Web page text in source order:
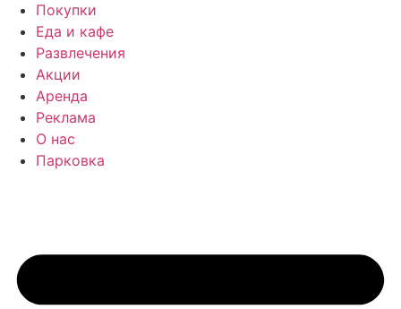
Покупки
Еда и кафе
Развлечения
Акции
Аренда
Реклама
О нас
Парковка